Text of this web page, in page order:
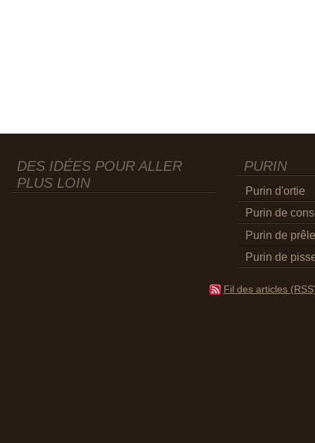
DES IDÉES POUR ALLER
PLUS LOIN
PURIN
Purin d'ortie
Purin de
Purin de prêle
Purin de
Fil des articles